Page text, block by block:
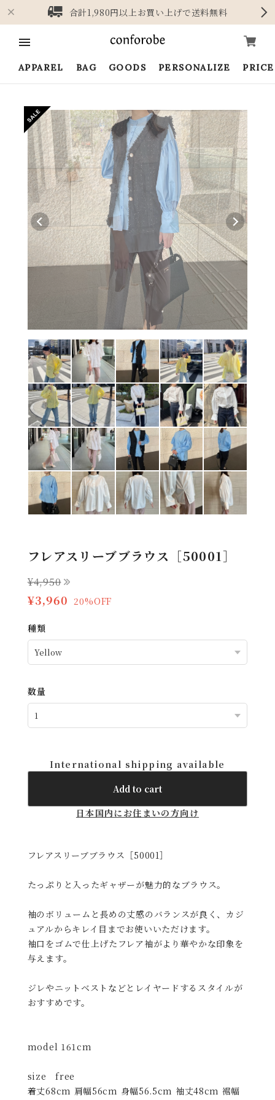
合計1,980円以上お買い上げで送料無料
APPAREL BAG GOODS PERSONALIZE
フレアスリーブブラウス［50001］
¥4,950
¥3,960 20%OFF
種類
数量
International shipping available
Add to cart
日本国内にお住まいの方向け
フレアスリーブブラウス［50001］
たっぷりと入ったギャザーが魅力的なブラウス。
袖のボリュームと長めの丈感のバランスが良く、カジ
ュアルからキレイ目までお使いいただけます。
袖口をゴムで仕上げたフレア袖がより華やかな印象を
与えます。
ジレやニットベストなどとレイヤードするスタイルが
おすすめです。
model 161cm
size free
着丈68cm 肩幅56cm 身幅56.5cm 袖丈48cm 裾幅